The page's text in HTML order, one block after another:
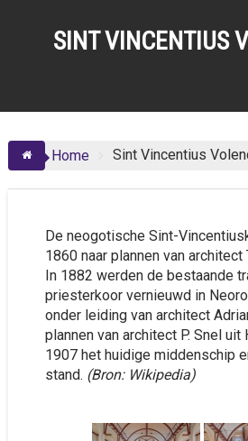
SINT VINCENTIUS
Home Sint Vincentius
De neogotische Sint-
1860 naar plannen van
In 1882 werden de bestaande
priesterkoor vernieuwd in
onder leiding van architect
plannen van architect P. Snel uit
1907 het huidige middenschip
stand. (Bron: Wikipedia)